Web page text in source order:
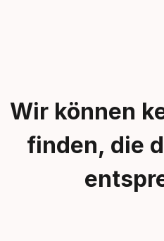
Wir können
finden, die